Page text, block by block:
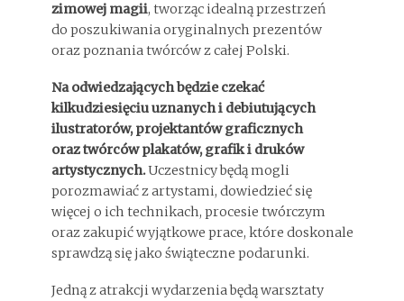
zimowej magii, tworząc idealną przestrzeń
do poszukiwania oryginalnych prezentów
oraz poznania twórców z całej Polski.
Na odwiedzających będzie czekać
kilkudziesięciu uznanych i debiutujących
ilustratorów, projektantów graficznych
oraz twórców plakatów, grafik i druków
artystycznych.Uczestnicy będą mogli
porozmawiać z artystami, dowiedzieć się
więcej o ich technikach, procesie twórczym
oraz zakupić wyjątkowe prace, które doskonale
sprawdzą się jako świąteczne podarunki.
Jedną z atrakcji wydarzenia będą warsztaty